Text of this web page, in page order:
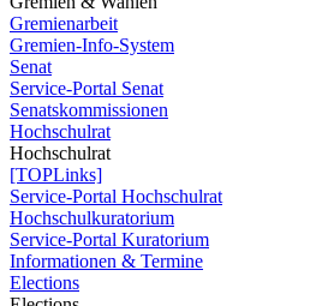
Gremienarbeit
Gremien-Info-System
Senat
Service-Portal Senat
Senatskommissionen
Hochschulrat
Hochschulrat
[TOPLinks]
Service-Portal Hochschulrat
Hochschulkuratorium
Service-Portal Kuratorium
Informationen & Termine
Elections